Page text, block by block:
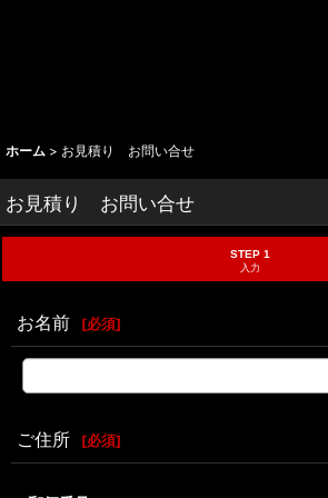
ホーム > お見積り お問い合せ
お見積り お問い合せ
STEP 1
入力
お名前 [必須]
ご住所 [必須]